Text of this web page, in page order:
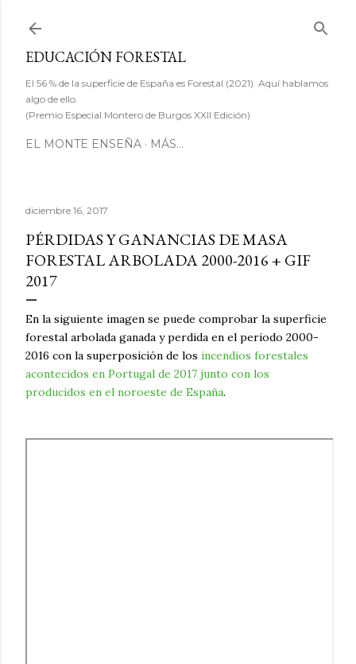
EDUCACIÓN FORESTAL
El 56 % de la superficie de España es Forestal (2021). Aquí hablamos
algo de ello.
(Premio Especial Montero de Burgos XXII Edición)
EL MONTE ENSEÑA MÁS…
diciembre 16, 2017
PÉRDIDAS Y GANANCIAS DE MASA
FORESTAL ARBOLADA 2000-2016 + GIF
2017
En la siguiente imagen se puede comprobar la superficie
forestal arbolada ganada y perdida en el periodo 2000-
2016 con la superposición de los incendios forestales
acontecidos en Portugal de 2017 junto con los
producidos en el noroeste de España.